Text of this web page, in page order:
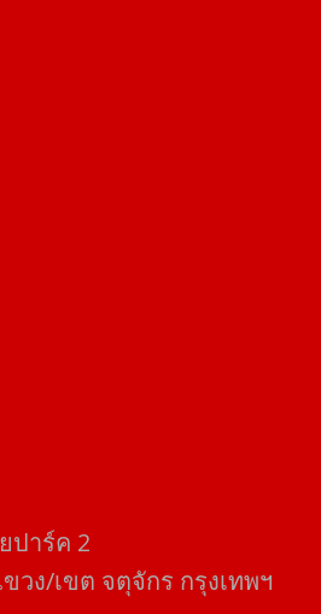
ปาร์ค​ 2
วง/เขต​ จตุจักร​ กรุงเทพฯ